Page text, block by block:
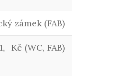
zámek (FAB)
Kč (WC, FAB)